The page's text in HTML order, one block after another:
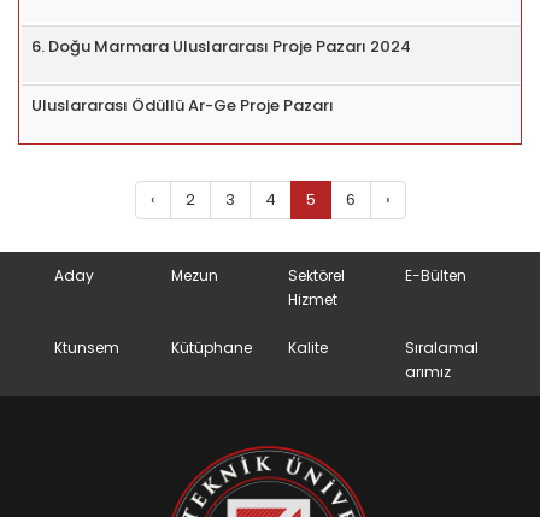
6. Doğu Marmara Uluslararası Proje Pazarı 2024
Uluslararası Ödüllü Ar-Ge Proje Pazarı
‹ 2 3 4 5 6 ›
Aday Mezun
Sektörel
Hizmet
E-Bülten
Ktunsem Kütüphane Kalite
Sıralamal
arımız